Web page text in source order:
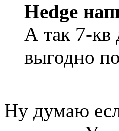
Hedge
А так 7-кв
выгодно
Ну думаю